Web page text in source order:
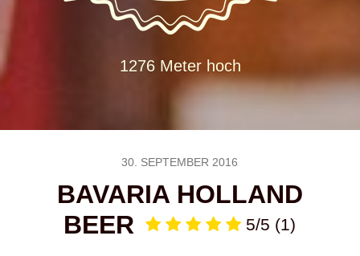
1276 Meter hoch
30. SEPTEMBER 2016
BAVARIA HOLLAND
BEER
5/5 (1)